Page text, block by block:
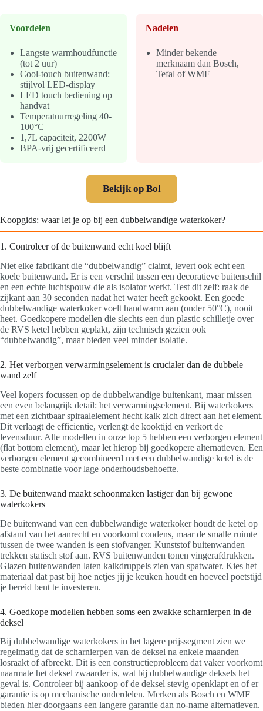
Voordelen
Langste warmhoudfunctie
(tot 2 uur)
Cool-touch buitenwand:
stijlvol LED-display
LED touch bediening op
handvat
Temperatuurregeling 40-
100°C
1,7L capaciteit, 2200W
BPA-vrij gecertificeerd
Nadelen
Minder bekende
merknaam dan Bosch,
Tefal of WMF
Bekijk op Bol
Koopgids: waar let je op bij een dubbelwandige waterkoker?
1. Controleer of de buitenwand echt koel blijft
Niet elke fabrikant die “dubbelwandig” claimt, levert ook echt een
koele buitenwand. Er is een verschil tussen een decoratieve buitenschil
en een echte luchtspouw die als isolator werkt. Test dit zelf: raak de
zijkant aan 30 seconden nadat het water heeft gekookt. Een goede
dubbelwandige waterkoker voelt handwarm aan (onder 50°C), nooit
heet. Goedkopere modellen die slechts een dun plastic schilletje over
de RVS ketel hebben geplakt, zijn technisch gezien ook
“dubbelwandig”, maar bieden veel minder isolatie.
2. Het verborgen verwarmingselement is crucialer dan de dubbele
wand zelf
Veel kopers focussen op de dubbelwandige buitenkant, maar missen
een even belangrijk detail: het verwarmingselement. Bij waterkokers
met een zichtbaar spiraalelement hecht kalk zich direct aan het element.
Dit verlaagt de efficientie, verlengt de kooktijd en verkort de
levensduur. Alle modellen in onze top 5 hebben een verborgen element
(flat bottom element), maar let hierop bij goedkopere alternatieven. Een
verborgen element gecombineerd met een dubbelwandige ketel is de
beste combinatie voor lage onderhoudsbehoefte.
3. De buitenwand maakt schoonmaken lastiger dan bij gewone
waterkokers
De buitenwand van een dubbelwandige waterkoker houdt de ketel op
afstand van het aanrecht en voorkomt condens, maar de smalle ruimte
tussen de twee wanden is een stofvanger. Kunststof buitenwanden
trekken statisch stof aan. RVS buitenwanden tonen vingerafdrukken.
Glazen buitenwanden laten kalkdruppels zien van spatwater. Kies het
materiaal dat past bij hoe netjes jij je keuken houdt en hoeveel poetstijd
je bereid bent te investeren.
4. Goedkope modellen hebben soms een zwakke scharnierpen in de
deksel
Bij dubbelwandige waterkokers in het lagere prijssegment zien we
regelmatig dat de scharnierpen van de deksel na enkele maanden
losraakt of afbreekt. Dit is een constructieprobleem dat vaker voorkomt
naarmate het deksel zwaarder is, wat bij dubbelwandige deksels het
geval is. Controleer bij aankoop of de deksel stevig openklapt en of er
garantie is op mechanische onderdelen. Merken als Bosch en WMF
bieden hier doorgaans een langere garantie dan no-name alternatieven.